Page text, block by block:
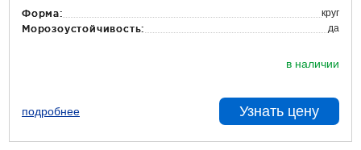
Форма: круг
Морозоустойчивость: да
в наличии
подробнее Узнать цену